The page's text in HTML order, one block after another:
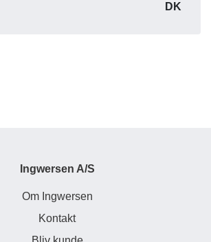
DK
Ingwersen A/S
Om Ingwersen
Kontakt